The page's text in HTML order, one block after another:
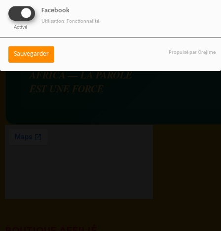
Facebook
Activé
Utilisation: Fonctionnalité
Sauvegarder Propulsé par Orejime
RADIOTAMTAM
AFRICA — LA PAROLE